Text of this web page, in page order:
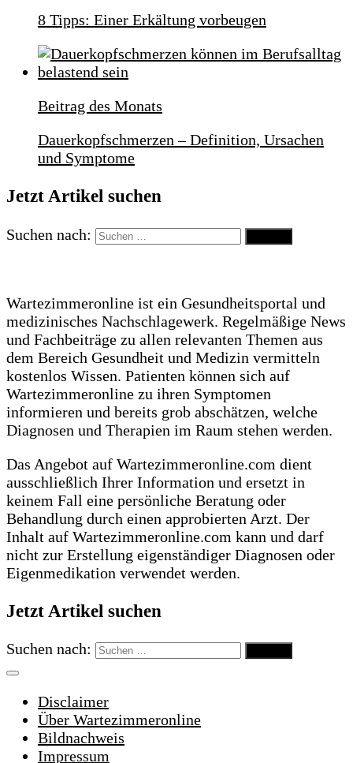
8 Tipps: Einer Erkältung vorbeugen
Beitrag des Monats
Dauerkopfschmerzen – Definition, Ursachen
und Symptome
Jetzt Artikel suchen
Suchen nach:
Wartezimmeronline ist ein Gesundheitsportal und
medizinisches Nachschlagewerk. Regelmäßige News
und Fachbeiträge zu allen relevanten Themen aus
dem Bereich Gesundheit und Medizin vermitteln
kostenlos Wissen. Patienten können sich auf
Wartezimmeronline zu ihren Symptomen
informieren und bereits grob abschätzen, welche
Diagnosen und Therapien im Raum stehen werden.
Das Angebot auf Wartezimmeronline.com dient
ausschließlich Ihrer Information und ersetzt in
keinem Fall eine persönliche Beratung oder
Behandlung durch einen approbierten Arzt. Der
Inhalt auf Wartezimmeronline.com kann und darf
nicht zur Erstellung eigenständiger Diagnosen oder
Eigenmedikation verwendet werden.
Jetzt Artikel suchen
Suchen nach:
Disclaimer
Über Wartezimmeronline
Bildnachweis
Impressum